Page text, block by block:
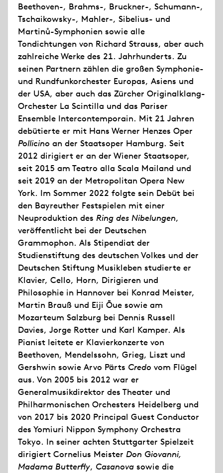
Beethoven-, Brahms-, Bruckner-, Schumann-,
Tschaikowsky-, Mahler-, Sibelius- und
Martinů-Symphonien sowie alle
Tondichtungen von Richard Strauss, aber auch
zahlreiche Werke des 21. Jahrhunderts. Zu
seinen Partnern zählen die großen Symphonie-
und Rundfunkorchester Europas, Asiens und
der USA, aber auch das Zürcher Originalklang-
Orchester La Scintilla und das Pariser
Ensemble Intercontemporain. Mit 21 Jahren
debütierte er mit Hans Werner Henzes Oper
Pollicino an der Staatsoper Hamburg. Seit
2012 dirigiert er an der Wiener Staatsoper,
seit 2015 am Teatro alla Scala Mailand und
seit 2019 an der Metropolitan Opera New
York. Im Sommer 2022 folgte sein Debüt bei
den Bayreuther Festspielen mit einer
Neuproduktion des Ring des Nibelungen,
veröffentlicht bei der Deutschen
Grammophon. Als Stipendiat der
Studienstiftung des deutschen Volkes und der
Deutschen Stiftung Musikleben studierte er
Klavier, Cello, Horn, Dirigieren und
Philosophie in Hannover bei Konrad Meister,
Martin Brauß und Eiji Ōue sowie am
Mozarteum Salzburg bei Dennis Russell
Davies, Jorge Rotter und Karl Kamper. Als
Pianist leitete er Klavierkonzerte von
Beethoven, Mendelssohn, Grieg, Liszt und
Gershwin sowie Arvo Pärts Credo vom Flügel
aus. Von 2005 bis 2012 war er
Generalmusikdirektor des Theater und
Philharmonischen Orchesters Heidelberg und
von 2017 bis 2020 Principal Guest Conductor
des Yomiuri Nippon Symphony Orchestra
Tokyo. In seiner achten Stuttgarter Spielzeit
dirigiert Cornelius Meister Don Giovanni,
Madama Butterfly, Casanova sowie die